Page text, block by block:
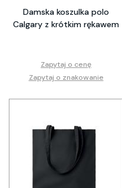
Damska koszulka polo
Calgary z krótkim rękawem
Zapytaj o cenę
Zapytaj o znakowanie